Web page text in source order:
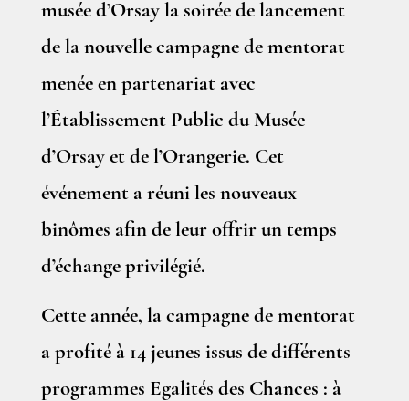
musée d’Orsay la soirée de lancement
de la nouvelle campagne de mentorat
menée en partenariat avec
l’Établissement Public du Musée
d’Orsay et de l’Orangerie. Cet
événement a réuni les nouveaux
binômes afin de leur offrir un temps
d’échange privilégié.
Cette année, la campagne de mentorat
a profité à 14 jeunes issus de différents
programmes Egalités des Chances : à